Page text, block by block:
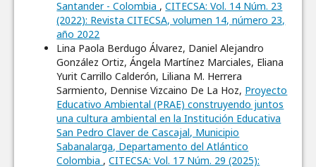
Santander - Colombia ,CITECSA: Vol. 14 Núm. 23
(2022): Revista CITECSA, volumen 14, número 23,
año 2022
Lina Paola Berdugo Álvarez, Daniel Alejandro
González Ortiz, Ángela Martínez Marciales, Eliana
Yurit Carrillo Calderón, Liliana M. Herrera
Sarmiento, Dennise Vizcaino De La Hoz, Proyecto
Educativo Ambiental (PRAE) construyendo juntos
una cultura ambiental en la Institución Educativa
San Pedro Claver de Cascajal, Municipio
Sabanalarga, Departamento del Atlántico
Colombia ,CITECSA: Vol. 17 Núm. 29 (2025):